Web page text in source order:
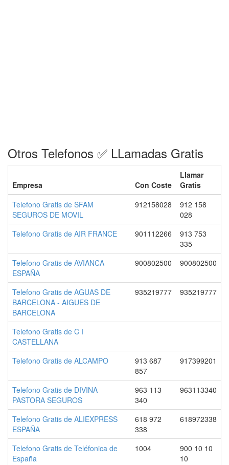
Otros Telefonos ✅ LLamadas Gratis
Empresa Con Coste
Llamar
Gratis
Telefono Gratis de SFAM
SEGUROS DE MOVIL
912158028
912 158
028
Telefono Gratis de AIR FRANCE
901112266
913 753
335
Telefono Gratis de AVIANCA
ESPAÑA
900802500 900802500
Telefono Gratis de AGUAS DE
BARCELONA - AIGUES DE
BARCELONA
935219777 935219777
Telefono Gratis de C I
CASTELLANA
Telefono Gratis de ALCAMPO
913 687
857
917399201
Telefono Gratis de DIVINA
PASTORA SEGUROS
963 113
340
963113340
Telefono Gratis de ALIEXPRESS
ESPAÑA
618 972
338
618972338
Telefono Gratis de Teléfonica de
España
1004
900 10 10
10